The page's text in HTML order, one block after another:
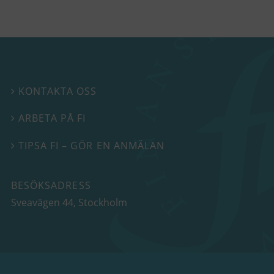
 KONTAKTA OSS
 ARBETA PÅ FI
TIPSA FI – GÖR EN ANMÄLAN
BESÖKSADRESS
Sveavägen 44, Stockholm